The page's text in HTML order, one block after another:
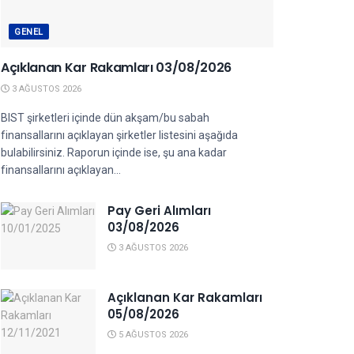
GENEL
Açıklanan Kar Rakamları 03/08/2026
3 AĞUSTOS 2026
BIST şirketleri içinde dün akşam/bu sabah
finansallarını açıklayan şirketler listesini aşağıda
bulabilirsiniz. Raporun içinde ise, şu ana kadar
finansallarını açıklayan...
Pay Geri Alımları
03/08/2026
3 AĞUSTOS 2026
Açıklanan Kar Rakamları
05/08/2026
5 AĞUSTOS 2026